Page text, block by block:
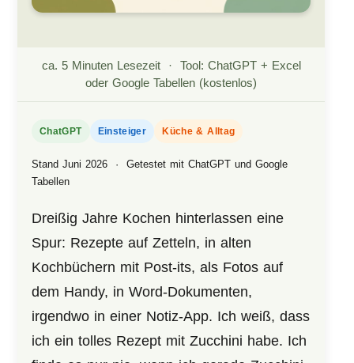
ca. 5 Minuten Lesezeit · Tool: ChatGPT + Excel
oder Google Tabellen (kostenlos)
ChatGPT Einsteiger Küche & Alltag
Stand Juni 2026 · Getestet mit ChatGPT und Google
Tabellen
Dreißig Jahre Kochen hinterlassen eine
Spur: Rezepte auf Zetteln, in alten
Kochbüchern mit Post-its, als Fotos auf
dem Handy, in Word-Dokumenten,
irgendwo in einer Notiz-App. Ich weiß, dass
ich ein tolles Rezept mit Zucchini habe. Ich